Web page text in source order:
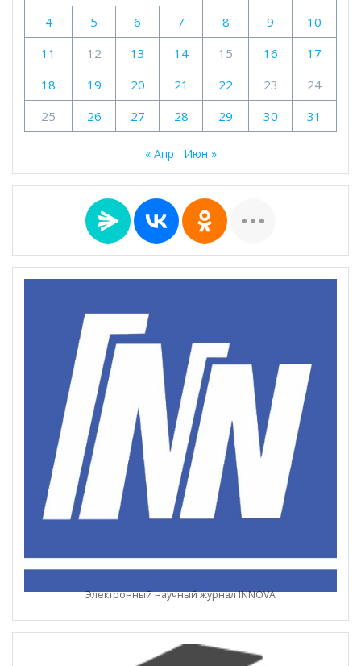
4
5 6 7 8 9
10
11
12 13 14 15 16
17
18
19 20 21 22 23
24
25
26 27 28 29 30 31
« Апр Июн »
Электронный научный журнал INNOVA